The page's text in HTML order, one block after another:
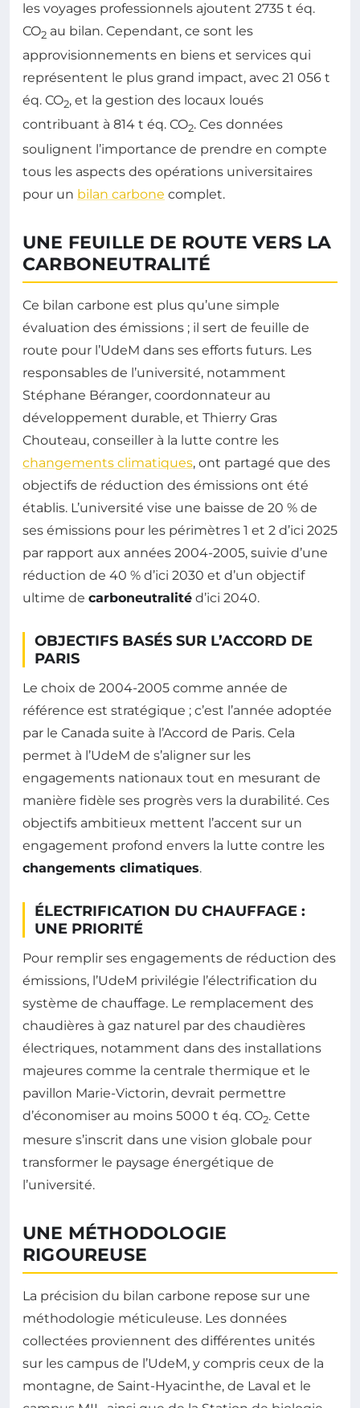
les voyages professionnels ajoutent 2735 t éq.
CO2 au bilan. Cependant, ce sont les
approvisionnements en biens et services qui
représentent le plus grand impact, avec 21 056 t
éq. CO2, et la gestion des locaux loués
contribuant à 814 t éq. CO2. Ces données
soulignent l’importance de prendre en compte
tous les aspects des opérations universitaires
pour un bilan carbone complet.
UNE FEUILLE DE ROUTE VERS LA
CARBONEUTRALITÉ
Ce bilan carbone est plus qu’une simple
évaluation des émissions ; il sert de feuille de
route pour l’UdeM dans ses efforts futurs. Les
responsables de l’université, notamment
Stéphane Béranger, coordonnateur au
développement durable, et Thierry Gras
Chouteau, conseiller à la lutte contre les
changements climatiques, ont partagé que des
objectifs de réduction des émissions ont été
établis. L’université vise une baisse de 20 % de
ses émissions pour les périmètres 1 et 2 d’ici 2025
par rapport aux années 2004-2005, suivie d’une
réduction de 40 % d’ici 2030 et d’un objectif
ultime de carboneutralité d’ici 2040.
OBJECTIFS BASÉS SUR L’ACCORD DE
PARIS
Le choix de 2004-2005 comme année de
référence est stratégique ; c’est l’année adoptée
par le Canada suite à l’Accord de Paris. Cela
permet à l’UdeM de s’aligner sur les
engagements nationaux tout en mesurant de
manière fidèle ses progrès vers la durabilité. Ces
objectifs ambitieux mettent l’accent sur un
engagement profond envers la lutte contre les
changements climatiques.
ÉLECTRIFICATION DU CHAUFFAGE :
UNE PRIORITÉ
Pour remplir ses engagements de réduction des
émissions, l’UdeM privilégie l’électrification du
système de chauffage. Le remplacement des
chaudières à gaz naturel par des chaudières
électriques, notamment dans des installations
majeures comme la centrale thermique et le
pavillon Marie-Victorin, devrait permettre
d’économiser au moins 5000 t éq. CO2. Cette
mesure s’inscrit dans une vision globale pour
transformer le paysage énergétique de
l’université.
UNE MÉTHODOLOGIE
RIGOUREUSE
La précision du bilan carbone repose sur une
méthodologie méticuleuse. Les données
collectées proviennent des différentes unités
sur les campus de l’UdeM, y compris ceux de la
montagne, de Saint-Hyacinthe, de Laval et le